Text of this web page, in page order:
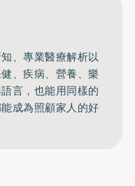
、專業醫療解析以
、疾病、營養、樂
言， 也能用同樣的
成為照顧家人的好